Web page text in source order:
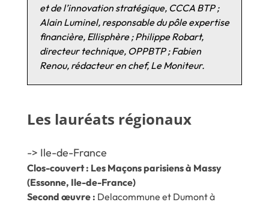
et de l’innovation stratégique, CCCA BTP ;
Alain Luminel, responsable du pôle expertise
financière, Ellisphère ; Philippe Robart,
directeur technique, OPPBTP ; Fabien
Renou, rédacteur en chef, Le Moniteur.
Les lauréats régionaux
-> Ile-de-France
Clos-couvert : Les Maçons parisiens à Massy
(Essonne, Ile-de-France)
Second œuvre : Delacommune et Dumont à